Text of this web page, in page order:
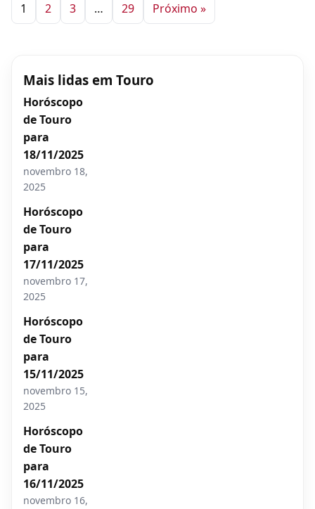
1 2 3 … 29 Próximo »
Mais lidas em Touro
Horóscopo
de Touro
para
18/11/2025
novembro 18,
2025
Horóscopo
de Touro
para
17/11/2025
novembro 17,
2025
Horóscopo
de Touro
para
15/11/2025
novembro 15,
2025
Horóscopo
de Touro
para
16/11/2025
novembro 16,